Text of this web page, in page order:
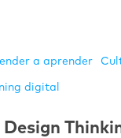
a aprender
digital